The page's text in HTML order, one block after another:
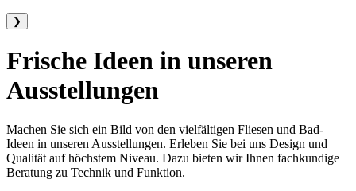
❯
Frische Ideen in unseren
Ausstellungen
Machen Sie sich ein Bild von den vielfältigen Fliesen und Bad-
Ideen in unseren Ausstellungen. Erleben Sie bei uns Design und
Qualität auf höchstem Niveau. Dazu bieten wir Ihnen fachkundige
Beratung zu Technik und Funktion.